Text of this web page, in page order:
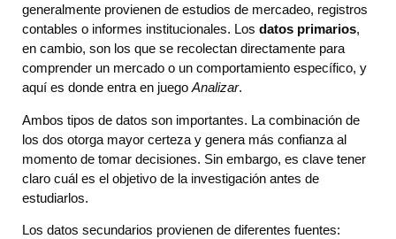
generalmente provienen de estudios de mercadeo, registros
contables o informes institucionales. Los datos primarios,
en cambio, son los que se recolectan directamente para
comprender un mercado o un comportamiento específico, y
aquí es donde entra en juegoAnalizar.
Ambos tipos de datos son importantes. La combinación de
los dos otorga mayor certeza y genera más confianza al
momento de tomar decisiones. Sin embargo, es clave tener
claro cuál es el objetivo de la investigación antes de
estudiarlos.
Los datos secundarios provienen de diferentes fuentes: